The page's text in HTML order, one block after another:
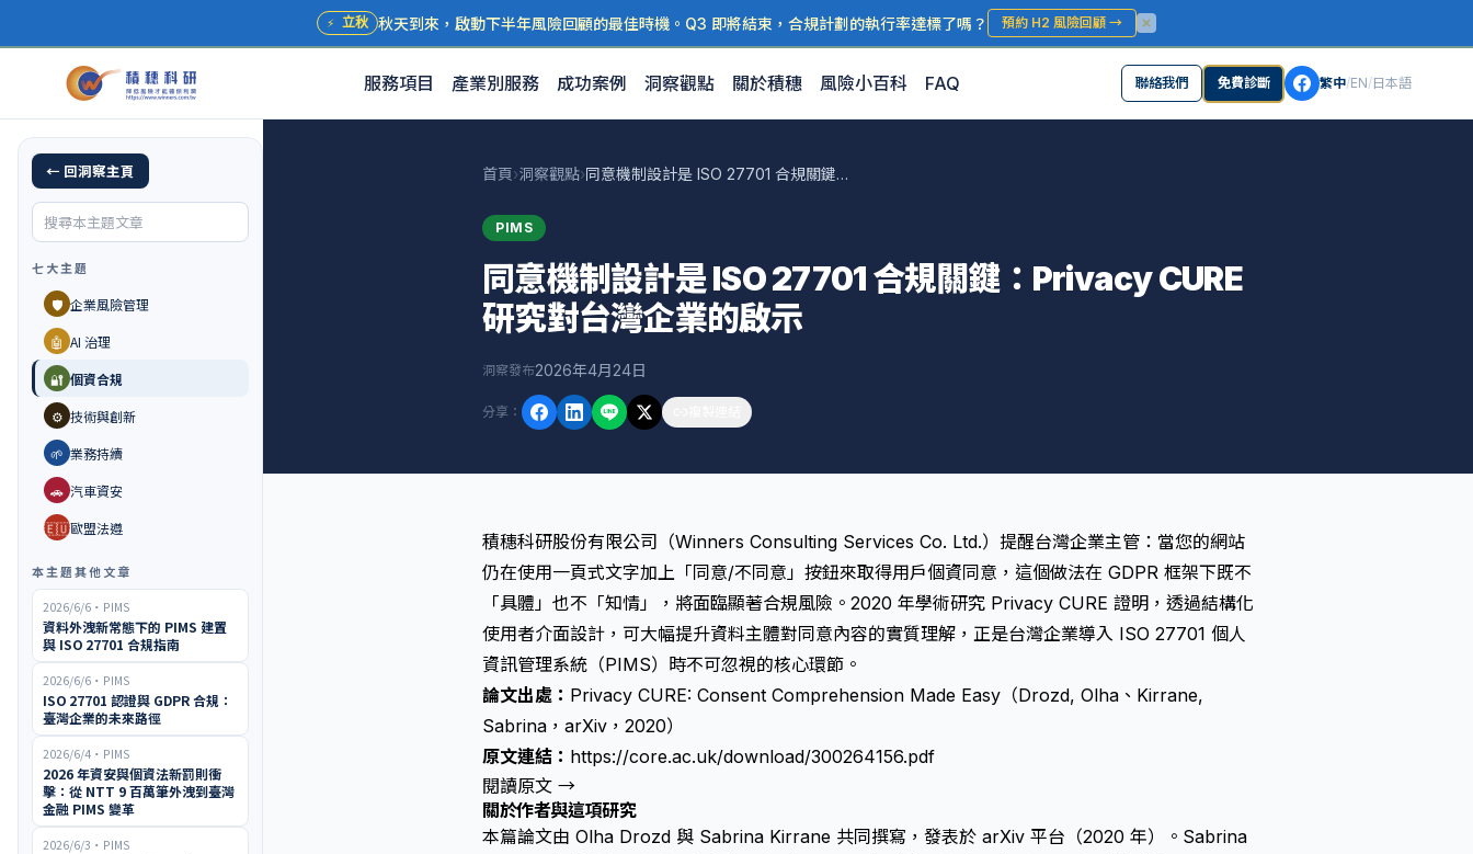
⚡ 立秋 秋天到來，啟動下半年風險回顧的最佳時機。Q3 即將結束，合規計劃的執行率達標了嗎？ 預約 H2 風險回顧 →
服務項目 產業別服務 成功案例 洞察觀點 關於積穗 風險小百科 FAQ 聯絡我們 免費診斷 繁中/EN/日本語
← 回洞察主頁
七大主題
🛡️ 企業風險管理
🤖 AI 治理
🔐 個資合規
⚙️ 技術與創新
🌱 業務持續
🚗 汽車資安
🇪🇺歐盟法遵
本主題其他文章
2026/6/6 ・ PIMS
資料外洩新常態下的 PIMS 建置
與 ISO 27701 合規指南
2026/6/6 ・ PIMS
ISO 27701 認證與 GDPR 合規：
臺灣企業的未來路徑
2026/6/4 ・ PIMS
2026 年資安與個資法新罰則衝
擊：從 NTT 9 百萬筆外洩到臺灣
金融 PIMS 變革
2026/6/3 ・ PIMS
首頁›洞察觀點› 同意機制設計是 ISO 27701 合規關鍵：Privacy CURE 研究對台灣企業的啟示
PIMS
同意機制設計是 ISO 27701 合規關鍵：Privacy CURE
研究對台灣企業的啟示
洞察發布2026年4月24日
分享 ：
積穗科研股份有限公司（Winners Consulting Services Co. Ltd.）提醒台灣企業主管：當您的網站
仍在使用一頁式文字加上「同意/不同意」按鈕來取得用戶個資同意，這個做法在 GDPR 框架下既不
「具體」也不「知情」，將面臨顯著合規風險。2020 年學術研究 Privacy CURE 證明，透過結構化
使用者介面設計，可大幅提升資料主體對同意內容的實質理解，正是台灣企業導入 ISO 27701 個人
資訊管理系統（PIMS）時不可忽視的核心環節。
論文出處： Privacy CURE: Consent Comprehension Made Easy（Drozd, Olha、Kirrane,
Sabrina，arXiv，2020）
原文連結： https://core.ac.uk/download/300264156.pdf
閱讀原文 →
關於作者與這項研究
本篇論文由 Olha Drozd 與 Sabrina Kirrane 共同撰寫，發表於 arXiv 平台（2020 年）。Sabrina